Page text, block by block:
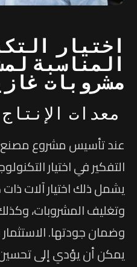
اختيار
المناسبة
مشروبات
معدات الإنتاج
عند تأسيس مشروع مصنع
التفكير في اختيار
يشمل ذلك اختيار آلات
وتغليف المشروبات،
وضمان جودتها. الاستثمار
يمكن أن يؤدي إلى تحسين